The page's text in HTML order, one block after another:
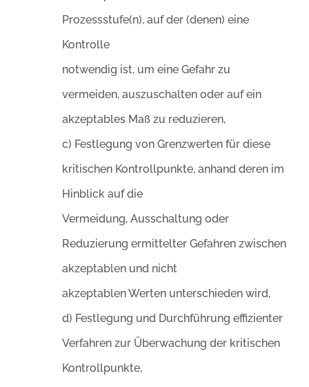
Prozessstufe(n), auf der (denen) eine
Kontrolle
notwendig ist, um eine Gefahr zu
vermeiden, auszuschalten oder auf ein
akzeptables Maß zu reduzieren,
c) Festlegung von Grenzwerten für diese
kritischen Kontrollpunkte, anhand deren im
Hinblick auf die
Vermeidung, Ausschaltung oder
Reduzierung ermittelter Gefahren zwischen
akzeptablen und nicht
akzeptablen Werten unterschieden wird,
d) Festlegung und Durchführung effizienter
Verfahren zur Überwachung der kritischen
Kontrollpunkte,